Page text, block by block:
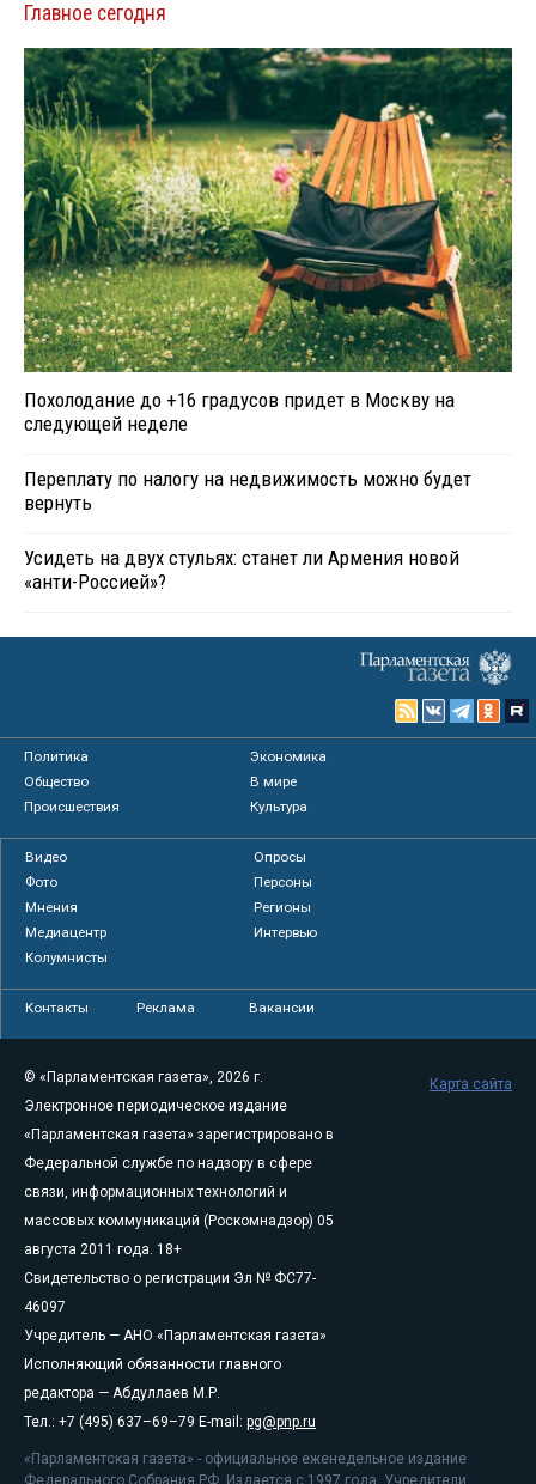
Главное сегодня
Похолодание до +16 градусов придет в Москву на
следующей неделе
Переплату по налогу на недвижимость можно будет
вернуть
Усидеть на двух стульях: станет ли Армения новой
«анти-Россией»?
Политика
Экономика
Общество
В мире
Происшествия
Культура
Видео
Опросы
Фото
Персоны
Мнения
Регионы
Медиацентр
Интервью
Колумнисты
Контакты Реклама Вакансии
© «Парламентская газета», 2026 г.
Электронное периодическое издание
«Парламентская газета» зарегистрировано в
Федеральной службе по надзору в сфере
связи, информационных технологий и
массовых коммуникаций (Роскомнадзор) 05
августа 2011 года. 18+
Свидетельство о регистрации Эл № ФС77-
46097
Учредитель — АНО «Парламентская газета»
Исполняющий обязанности главного
редактора — Абдуллаев М.Р.
Тел.: +7 (495) 637–69–79 E-mail: pg@pnp.ru
«Парламентская газета» - официальное еженедельное издание
Федерального Собрания РФ. Издается с 1997 года. Учредители
Карта сайта